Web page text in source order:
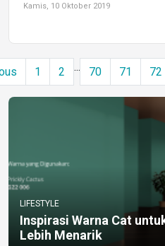
Kamis, 10 Oktober 2019
1 2 ... 70 71 72
LIFESTYLE
Inspirasi Warna Cat
Lebih Menarik